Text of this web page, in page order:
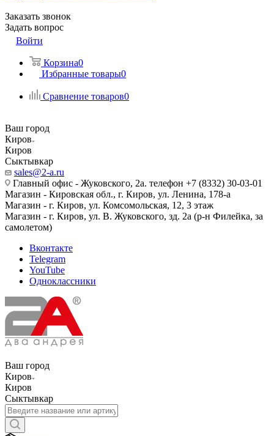
Заказать звонок
Задать вопрос
Войти
Корзина0
Избранные товары0
Сравнение товаров0
Ваш город
Киров
Киров
Сыктывкар
sales@2-a.ru
Главный офис - Жуковского, 2а. телефон +7 (8332) 30-03-01
Магазин - Кировская обл., г. Киров, ул. Ленина, 178-а
Магазин - г. Киров, ул. Комсомольская, 12, 3 этаж
Магазин - г. Киров, ул. В. Жуковского, зд. 2а (р-н Филейка, за
самолетом)
Вконтакте
Telegram
YouTube
Одноклассники
Ваш город
Киров
Киров
Сыктывкар